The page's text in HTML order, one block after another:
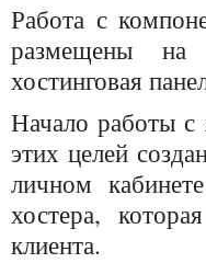
Работа с
размещены на
хостинговая
Начало работы с
этих целей
личном
хостера,
клиента.